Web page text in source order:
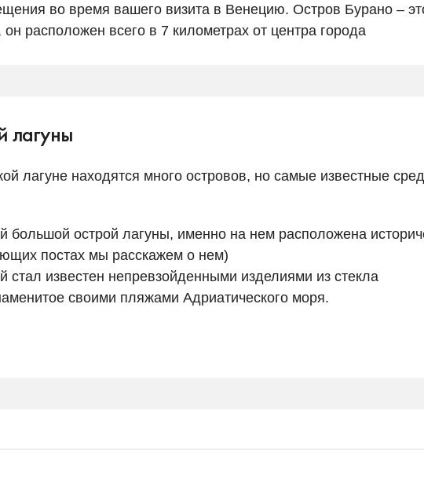
во время вашего визита в Венецию. Остров Бурано –
расположен всего в 7 километрах от центра города
лагуны
лагуне находятся много островов, но самые известные
большой острой лагуны, именно на нем расположена
постах мы расскажем о нем)
стал известен непревзойденными изделиями из стекла
своими пляжами Адриатического моря.